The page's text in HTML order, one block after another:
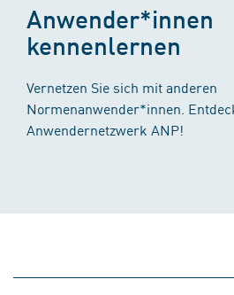
Anwender*innen
kennenlernen
Vernetzen Sie sich mit anderen
Normenanwender*innen.
Anwendernetzwerk ANP!